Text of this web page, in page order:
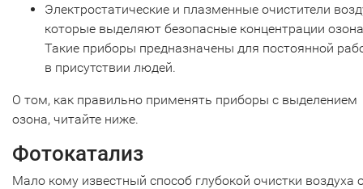
Электростатические и плазменные очистители
которые выделяют безопасные концентрации
Такие приборы предназначены для постоянной
в присутствии людей.
О том, как правильно применять приборы с выделением
озона, читайте ниже.
Фотокатализ
Мало кому известный способ глубокой очистки воздуха